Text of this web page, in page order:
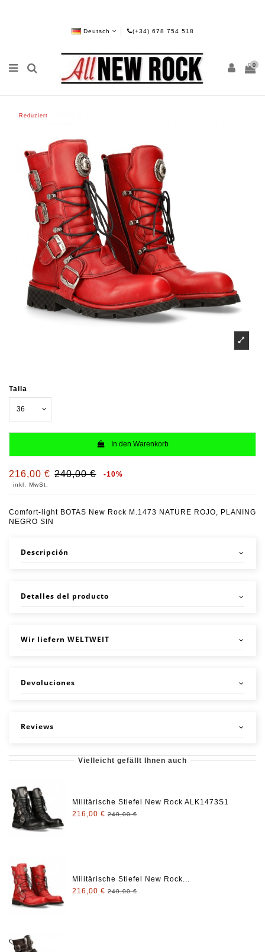
Deutsch (+34) 678 754 518
0
Reduziert
Talla
In den Warenkorb
216,00 € 240,00 € -10%
inkl. MwSt.
Comfort-light BOTAS New Rock M.1473 NATURE ROJO, PLANING
NEGRO SIN
Descripción
Detalles del producto
Wir liefern WELTWEIT
Devoluciones
Reviews
Vielleicht gefällt Ihnen auch
Militärische Stiefel New Rock ALK1473S1
216,00 € 240,00 €
Militärische Stiefel New Rock...
216,00 € 240,00 €